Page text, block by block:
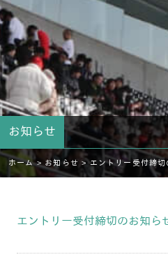
お知らせ
ホーム > お知らせ >エントリー受付締切
エントリー受付締切のお知ら